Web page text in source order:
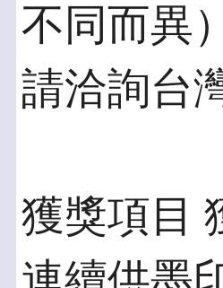
不同而異
請洽詢台
獲獎項目